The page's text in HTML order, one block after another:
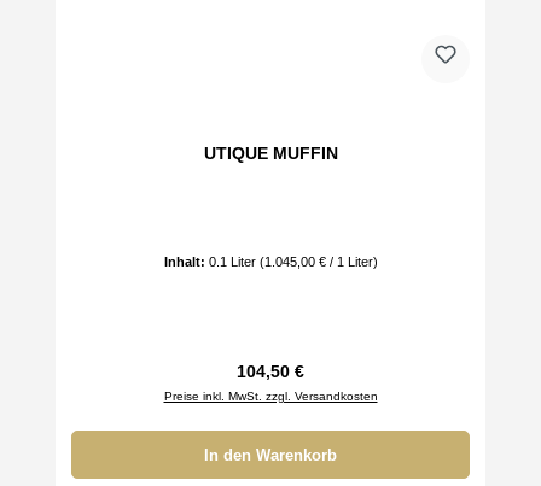
UTIQUE MUFFIN
Inhalt: 0.1 Liter (1.045,00 € / 1 Liter)
Regulärer Preis:
104,50 €
Preise inkl. MwSt. zzgl. Versandkosten
In den Warenkorb